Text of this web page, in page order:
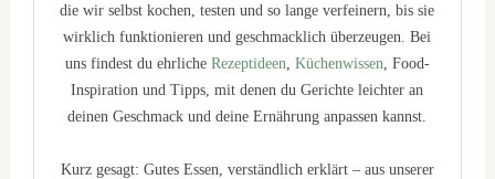
die wir selbst kochen, testen und so lange verfeinern, bis sie
wirklich funktionieren und geschmacklich überzeugen. Bei
uns findest du ehrliche Rezeptideen Küchenwissen , Food-
Inspiration und Tipps, mit denen du Gerichte leichter an
deinen Geschmack und deine Ernährung anpassen kannst.
Kurz gesagt: Gutes Essen, verständlich erklärt – aus unserer